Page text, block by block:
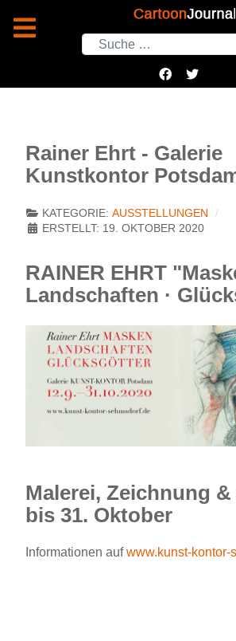
Suchen
Rainer Ehrt - Galerie
Kunstkontor
KATEGORIE: AUSSTELLUNGEN
ERSTELLT: 19. OKTOBER 2020
RAINER EHRT "
Landschaften ·
Malerei, Zeichnung
bis 31. Oktober
Informationen aufwww.kunst-kontor-